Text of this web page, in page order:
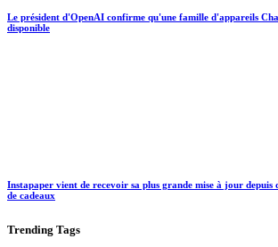
Le président d'OpenAI confirme qu'une famille d'appareils
disponible
Instapaper vient de recevoir sa plus grande mise à jour depuis
de cadeaux
Trending Tags